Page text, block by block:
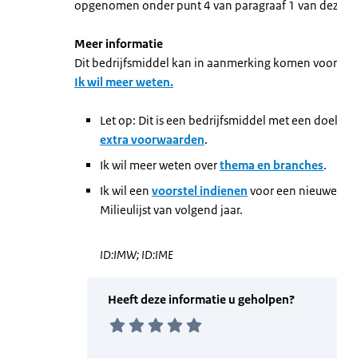
opgenomen onder punt 4 van paragraaf 1 van
Meer informatie
Dit bedrijfsmiddel kan in aanmerking komen
Ik wil meer weten.
Let op: Dit is een bedrijfsmiddel met een
extra voorwaarden.
Ik wil meer weten overthema en branches.
Ik wil een voorstel indienen voor een
Milieulijst van volgend jaar.
ID:IMW; ID:IME